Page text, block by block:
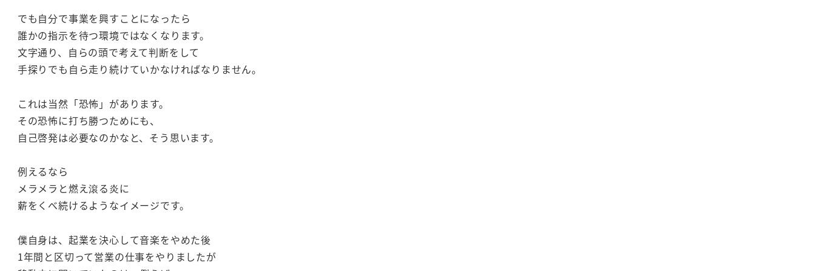
でも自分で事業を興すことになったら
誰かの指示を待つ環境ではなくなります。
文字通り、自らの頭で考えて判断をして
手探りでも自ら走り続けていかなければなりません。
これは当然「恐怖」があります。
その恐怖に打ち勝つためにも、
自己啓発は必要なのかなと、そう思います。
例えるなら
メラメラと燃え滾る炎に
薪をくべ続けるようなイメージです。
僕自身は、起業を決心して音楽をやめた後
1年間と区切って営業の仕事をやりましたが